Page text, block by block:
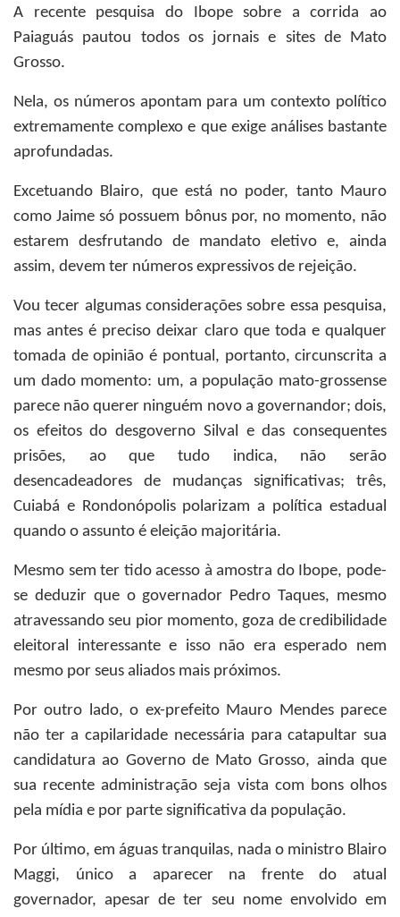
A recente pesquisa do Ibope sobre a corrida ao
Paiaguás pautou todos os jornais e sites de Mato
Grosso.
Nela, os números apontam para um contexto político
extremamente complexo e que exige análises bastante
aprofundadas.
Excetuando Blairo, que está no poder, tanto Mauro
como Jaime só possuem bônus por, no momento, não
estarem desfrutando de mandato eletivo e, ainda
assim, devem ter números expressivos de rejeição.
Vou tecer algumas considerações sobre essa pesquisa,
mas antes é preciso deixar claro que toda e qualquer
tomada de opinião é pontual, portanto, circunscrita a
um dado momento: um, a população mato-grossense
parece não querer ninguém novo a governandor; dois,
os efeitos do desgoverno Silval e das consequentes
prisões, ao que tudo indica, não serão
desencadeadores de mudanças significativas; três,
Cuiabá e Rondonópolis polarizam a política estadual
quando o assunto é eleição majoritária.
Mesmo sem ter tido acesso à amostra do Ibope, pode-
se deduzir que o governador Pedro Taques, mesmo
atravessando seu pior momento, goza de credibilidade
eleitoral interessante e isso não era esperado nem
mesmo por seus aliados mais próximos.
Por outro lado, o ex-prefeito Mauro Mendes parece
não ter a capilaridade necessária para catapultar sua
candidatura ao Governo de Mato Grosso, ainda que
sua recente administração seja vista com bons olhos
pela mídia e por parte significativa da população.
Por último, em águas tranquilas, nada o ministro Blairo
Maggi, único a aparecer na frente do atual
governador, apesar de ter seu nome envolvido em